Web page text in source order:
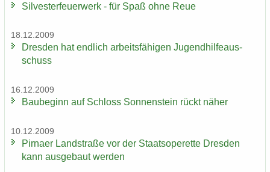
Sil­ves­ter­feu­er­werk - für Spaß ohne Reue
18.12.2009
Dres­den hat end­lich ar­beits­fä­hi­gen Ju­gend­hil­fe­aus­
schuss
16.12.2009
Bau­be­ginn auf Schloss Son­nen­stein rückt näher
10.12.2009
Pirna­er Land­stra­ße vor der Staats­ope­ret­te Dres­den
kann aus­ge­baut wer­den